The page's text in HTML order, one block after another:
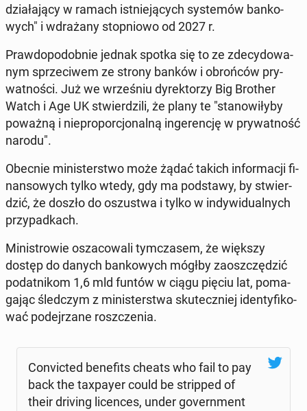
dzia­ła­ją­cy w ramach ist­nie­ją­cych sys­te­mów ban­ko­
wych" i wdra­ża­ny stop­nio­wo od 2027 r.
Praw­do­po­dob­nie jednak spotka się to ze zde­cy­do­wa­
nym sprze­ci­wem ze strony banków i obroń­ców pry­
wat­no­ści. Już we wrze­śniu dy­rek­to­rzy Big Brother
Watch i Age UK stwier­dzi­li, że plany te "sta­no­wi­ły­by
poważną i nie­pro­por­cjo­nal­ną in­ge­ren­cję w pry­wat­ność
narodu".
Obecnie mi­ni­ster­stwo może żądać takich in­for­ma­cji fi­
nan­so­wych tylko wtedy, gdy ma pod­sta­wy, by stwier­
dzić, że doszło do oszu­stwa i tylko w in­dy­wi­du­al­nych
przy­pad­kach.
Mi­ni­stro­wie osza­co­wa­li tym­cza­sem, że większy
dostęp do danych ban­ko­wych mógłby za­osz­czę­dzić
po­dat­ni­kom 1,6 mld funtów w ciągu pięciu lat, po­ma­
ga­jąc śled­czym z mi­ni­ster­stwa sku­tecz­niej iden­ty­fi­ko­
wać po­dej­rza­ne rosz­cze­nia.
Co­nvic­ted be­ne­fits cheats who fail to pay
back the ta­xpay­er could be strip­ped of
their driving li­cen­ces, under go­vern­ment